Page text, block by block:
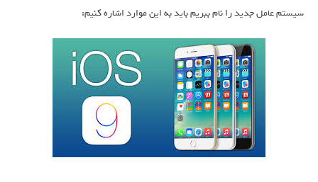
سیستم عامل جدید را نام ببریم باید به این موارد اشاره کنیم: